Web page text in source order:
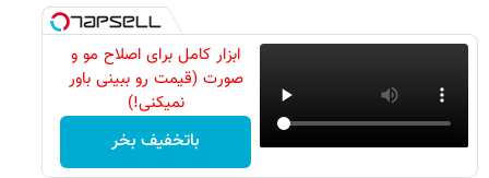
ابزار کامل برای اصلاح مو و
صورت (قیمت رو ببینی باور
نمیکنی!)
باتخفیف بخر